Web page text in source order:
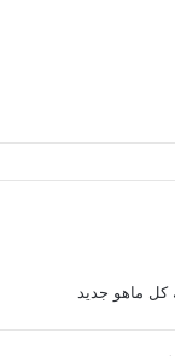
كل ماهو جديد